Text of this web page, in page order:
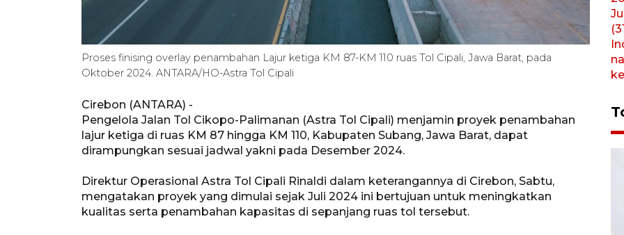
Proses finising overlay penambahan Lajur ketiga KM 87-KM 110 ruas Tol Cipali, Jawa Barat, pada
Oktober 2024. ANTARA/HO-Astra Tol Cipali
Cirebon (ANTARA) -
Pengelola Jalan Tol Cikopo-Palimanan (Astra Tol Cipali) menjamin proyek penambahan
lajur ketiga di ruas KM 87 hingga KM 110, Kabupaten Subang, Jawa Barat, dapat
dirampungkan sesuai jadwal yakni pada Desember 2024.
Direktur Operasional Astra Tol Cipali Rinaldi dalam keterangannya di Cirebon, Sabtu,
mengatakan proyek yang dimulai sejak Juli 2024 ini bertujuan untuk meningkatkan
kualitas serta penambahan kapasitas di sepanjang ruas tol tersebut.